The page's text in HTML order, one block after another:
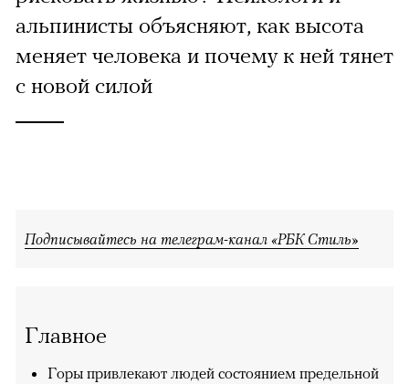
альпинисты объясняют, как высота
меняет человека и почему к ней тянет
с новой силой
Подписывайтесь на телеграм-канал «РБК Стиль»
Главное
Горы привлекают людей состоянием предельной